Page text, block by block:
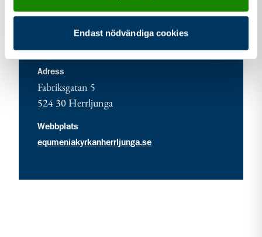
Endast nödvändiga cookies
Adressadress för Equmenia Herrljunga
Fabriksgatan 5
524 30 Herrljunga
Webbplats
equmeniakyrkanherrljunga.se